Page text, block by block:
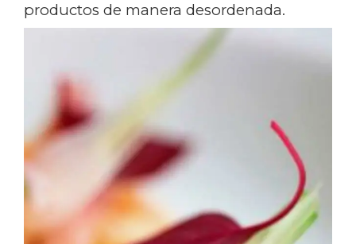
productos de manera desordenada.